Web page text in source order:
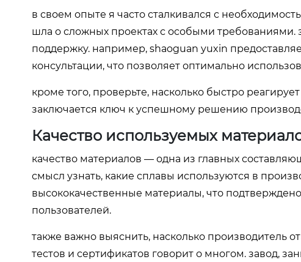
в своем опыте я часто сталкивался с
шла о сложных проектах с особыми
поддержку. например, shaoguan yuxin
консультации, что позволяет оптимально
кроме того, проверьте, насколько быстро
заключается ключ к успешному решению
Качество используемых
качество материалов — одна из главных
смысл узнать, какие сплавы используются в
высококачественные материалы, что
пользователей.
также важно выяснить, насколько производитель
тестов и сертификатов говорит о многом. завод,